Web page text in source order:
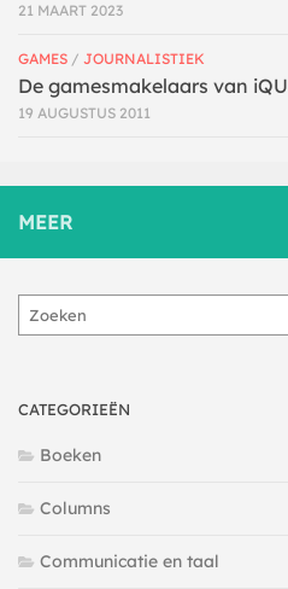
21 MAART 2023
GAMES / JOURNALISTIEK
De gamesmakelaars van iQU
19 AUGUSTUS 2011
MEER
Zoeken
CATEGORIEËN
Boeken
Columns
Communicatie en taal